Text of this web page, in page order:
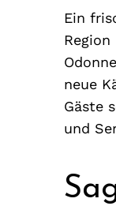
Ein
neue
Gäste
und